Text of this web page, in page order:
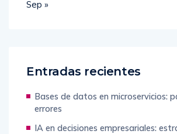
Bases de datos en microservicios: